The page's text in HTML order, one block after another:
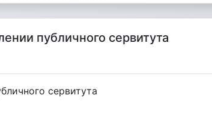
публичного сервитута
сервитута